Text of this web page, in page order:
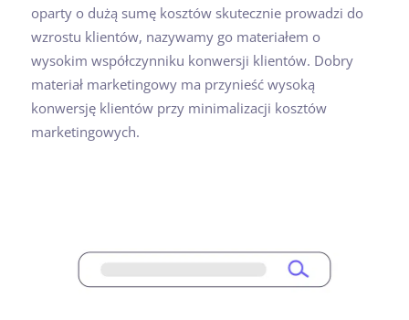
oparty o dużą sumę kosztów skutecznie prowadzi do
wzrostu klientów, nazywamy go materiałem o
wysokim współczynniku konwersji klientów. Dobry
materiał marketingowy ma przynieść wysoką
konwersję klientów przy minimalizacji kosztów
marketingowych.